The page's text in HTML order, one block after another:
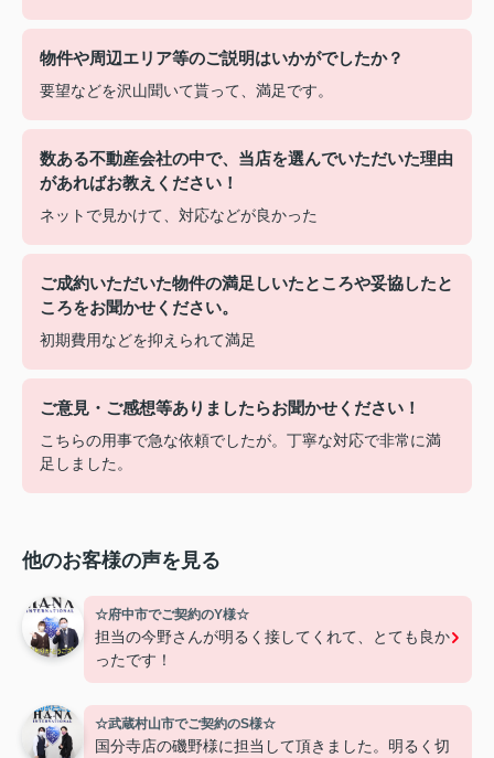
物件や周辺エリア等のご説明はいかがでしたか？
要望などを沢山聞いて貰って、満足です。
数ある不動産会社の中で、当店を選んでいただいた理由
があればお教えください！
ネットで見かけて、対応などが良かった
ご成約いただいた物件の満足しいたところや妥協したと
ころをお聞かせください。
初期費用などを抑えられて満足
ご意見・ご感想等ありましたらお聞かせください！
こちらの用事で急な依頼でしたが。丁寧な対応で非常に満
足しました。
他のお客様の声を見る
☆府中市でご契約のY様☆
担当の今野さんが明るく接してくれて、とても良か
ったです！
☆武蔵村山市でご契約のS様☆
国分寺店の磯野様に担当して頂きました。明るく切